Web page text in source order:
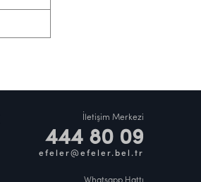
İletişim Merkezi
444 80 09
efeler@efeler.bel.tr